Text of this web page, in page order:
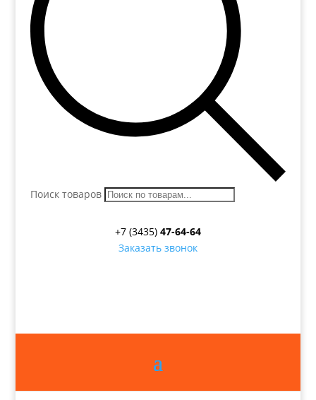
Поиск товаров
+7 (3435) 47-64-64
Заказать звонок